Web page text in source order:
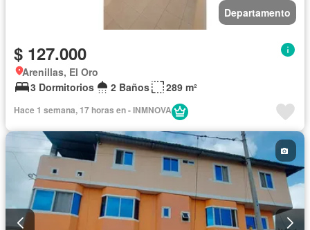
Departamento
$ 127.000
Arenillas, El Oro
3 Dormitorios
2 Baños 289 m²
Hace 1 semana, 17 horas en - INMNOVA